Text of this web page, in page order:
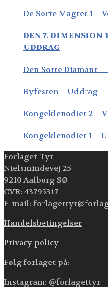
De Sorte Magter 1 –
DEN 7. DIMENSION
UDDRAG
Den Sorte Diamant –
Byfesten – Uddrag
Kongeklenodiet 2 –
Kongeklenodiet 1 –
Forlaget Tyr
Nielsmindevej 25
9210 Aalborg SØ
CVR: 43795317
E-mail:
Handelsbetingelser
Privacy policy
Følg forlaget på:
Instagram: @forlagettyr